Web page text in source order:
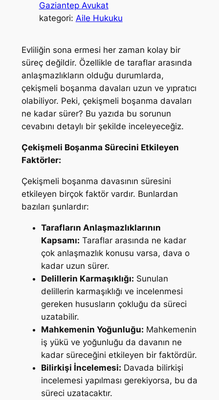
Gaziantep Avukat
kategori: Aile Hukuku
Evliliğin sona ermesi her zaman kolay bir
süreç değildir. Özellikle de taraflar arasında
anlaşmazlıkların olduğu durumlarda,
çekişmeli boşanma davaları uzun ve yıpratıcı
olabiliyor. Peki, çekişmeli boşanma davaları
ne kadar sürer? Bu yazıda bu sorunun
cevabını detaylı bir şekilde inceleyeceğiz.
Çekişmeli Boşanma Sürecini Etkileyen
Faktörler:
Çekişmeli boşanma davasının süresini
etkileyen birçok faktör vardır. Bunlardan
bazıları şunlardır:
Tarafların Anlaşmazlıklarının
Kapsamı: Taraflar arasında ne kadar
çok anlaşmazlık konusu varsa, dava o
kadar uzun sürer.
Delillerin Karmaşıklığı: Sunulan
delillerin karmaşıklığı ve incelenmesi
gereken hususların çokluğu da süreci
uzatabilir.
Mahkemenin Yoğunluğu: Mahkemenin
iş yükü ve yoğunluğu da davanın ne
kadar süreceğini etkileyen bir faktördür.
Bilirkişi İncelemesi: Davada bilirkişi
incelemesi yapılması gerekiyorsa, bu da
süreci uzatacaktır.